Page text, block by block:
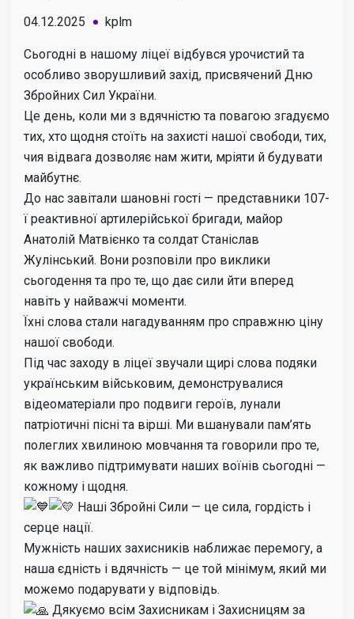
04.12.2025 kplm
Сьогодні в нашому ліцеї відбувся урочистий та
особливо зворушливий захід, присвячений Дню
Збройних Сил України.
Це день, коли ми з вдячністю та повагою згадуємо
тих, хто щодня стоїть на захисті нашої свободи, тих,
чия відвага дозволяє нам жити, мріяти й будувати
майбутнє.
До нас завітали шановні гості — представники 107-
ї реактивної артилерійської бригади, майор
Анатолій Матвієнко та солдат Станіслав
Жулінський. Вони розповіли про виклики
сьогодення та про те, що дає сили йти вперед
навіть у найважчі моменти.
Їхні слова стали нагадуванням про справжню ціну
нашої свободи.
Під час заходу в ліцеї звучали щирі слова подяки
українським військовим, демонструвалися
відеоматеріали про подвиги героїв, лунали
патріотичні пісні та вірші. Ми вшанували пам’ять
полеглих хвилиною мовчання та говорили про те,
як важливо підтримувати наших воїнів сьогодні —
кожному і щодня.
Наші Збройні Сили — це сила, гордість і
серце нації.
Мужність наших захисників наближає перемогу, а
наша єдність і вдячність — це той мінімум, який ми
можемо подарувати у відповідь.
Дякуємо всім Захисникам і Захисницям за